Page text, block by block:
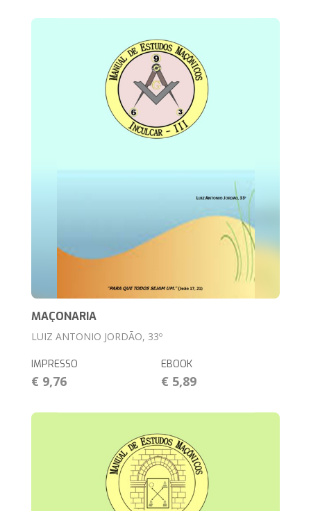
MAÇONARIA
LUIZ ANTONIO JORDÃO, 33º
IMPRESSO
€ 9,76
EBOOK
€ 5,89